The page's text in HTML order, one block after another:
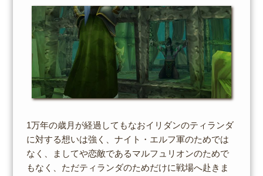
1万年の歳月が経過してもなおイリダンのティランダ
に対する想いは強く、ナイト・エルフ軍のためでは
なく、ましてや恋敵であるマルフュリオンのためで
もなく、ただティランダのためだけに戦場へ赴きま